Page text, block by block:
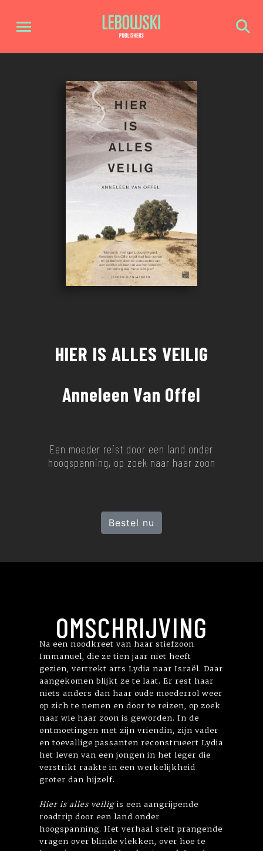
HIER IS ALLES VEILIG
Anneleen Van Offel
Een moeder reist door een land onder
hoogspanning, op zoek naar haar zoon
Bestel nu
OMSCHRIJVING
Na een noodkreet van haar stiefzoon
Immanuel, die ze tien jaar niet heeft
gezien, vertrekt arts Lydia naar Israël. Daar
aangekomen blijkt ze te laat. Er rest haar
niets anders dan haar oude moederrol weer
op zich te nemen en door te reizen, op zoek
naar wie haar zoon is geworden. In de
ontmoetingen met zijn vriendin, zijn vader
en toevallige passanten reconstrueert Lydia
het leven van een jongen in het leger die
verstrikt raakte in een werkelijkheid
groter dan hijzelf.
Hier is alles veilig is een aangrijpende
roadtrip door een land onder
hoogspanning. Het verhaal stelt prangende
vragen over blinde vlekken, over hoe te